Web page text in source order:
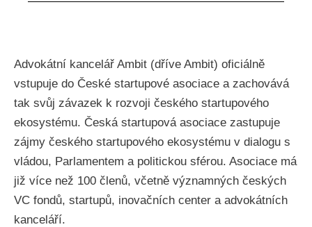
Advokátní kancelář Ambit (dříve Ambit) oficiálně
vstupuje do České startupové asociace a zachovává
tak svůj závazek k rozvoji českého startupového
ekosystému. Česká startupová asociace zastupuje
zájmy českého startupového ekosystému v dialogu s
vládou, Parlamentem a politickou sférou. Asociace má
již více než 100 členů, včetně významných českých
VC fondů, startupů, inovačních center a advokátních
kanceláří.